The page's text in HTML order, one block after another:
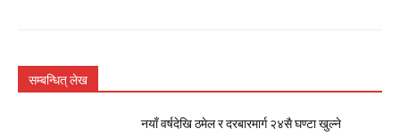
सम्बन्धित् लेख
नयाँ वर्षदेखि ठमेल र दरबारमार्ग २४सै घण्टा खुल्ने